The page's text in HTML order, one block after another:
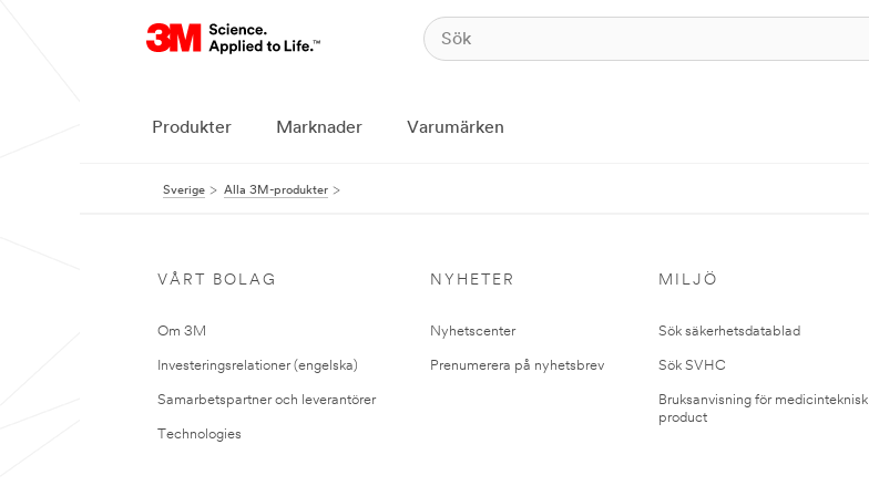
Produkter Marknader Varumärken
Sverige Alla 3M-produkter
VÅRT BOLAG
Om 3M
Investeringsrelationer (engelska)
Samarbetspartner och leverantörer
Technologies
NYHETER
Nyhetscenter
Prenumerera på nyhetsbrev
MILJÖ
Sök säkerhetsdatablad
Sök SVHC
Bruksanvisning för medicinteknisk
product